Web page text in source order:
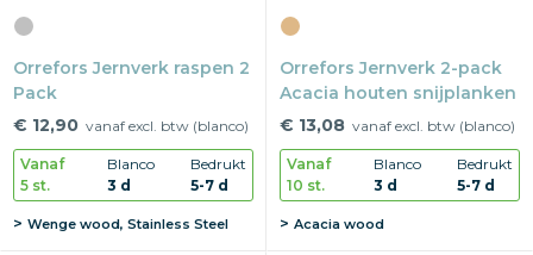
Orrefors Jernverk raspen 2
Pack
€ 12,90 vanaf excl. btw (blanco)
Vanaf
5 st.
Blanco
3 d
Bedrukt
5-7 d
Wenge wood, Stainless Steel
Orrefors Jernverk 2-pack
Acacia houten snijplanken
€ 13,08 vanaf excl. btw (blanco)
Vanaf
10 st.
Blanco
3 d
Bedrukt
5-7 d
Acacia wood